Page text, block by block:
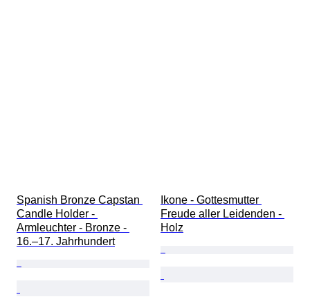
Spanish Bronze Capstan
Candle Holder -
Armleuchter - Bronze -
16.–17. Jahrhundert
Ikone - Gottesmutter
Freude aller Leidenden -
Holz